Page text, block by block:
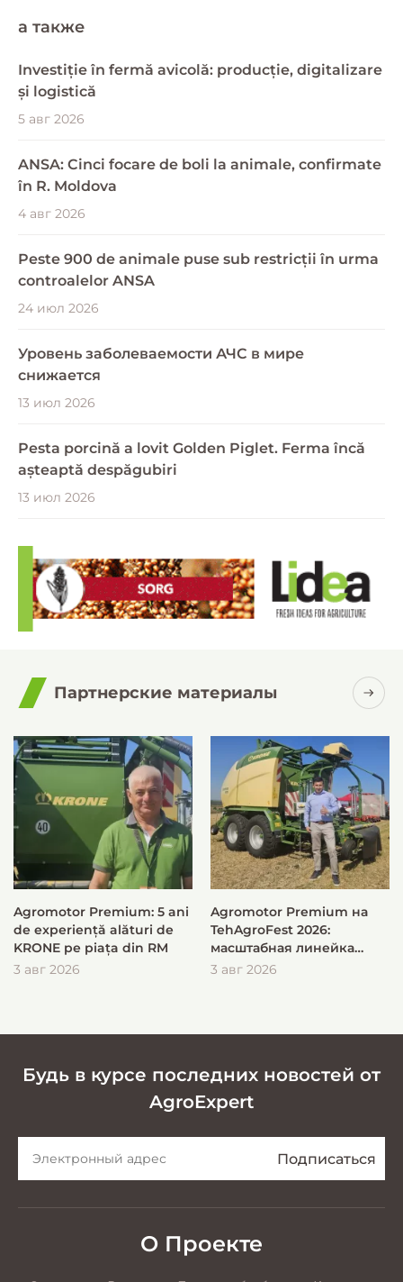
a также
Investiție în fermă avicolă: producție, digitalizare
și logistică
5 авг 2026
ANSA: Cinci focare de boli la animale, confirmate
în R. Moldova
4 авг 2026
Peste 900 de animale puse sub restricții în urma
controalelor ANSA
24 июл 2026
Уровень заболеваемости АЧС в мире
снижается
13 июл 2026
Pesta porcină a lovit Golden Piglet. Ferma încă
așteaptă despăgubiri
13 июл 2026
Партнерские материалы
Agromotor Premium: 5 ani
de experiență alături de
KRONE pe piața din RM
3 авг 2026
Agromotor Premium на
TehAgroFest 2026:
масштабная линейка
KRONE для быстрой и
3 авг 2026
Будь в курсе последних новостей от
AgroExpert
О Проекте